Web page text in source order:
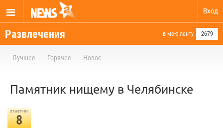
Вход
Развлечения в мою ленту 2679
Лучшее Горячее Новое
Памятник нищему в Челябинске
отметили
8